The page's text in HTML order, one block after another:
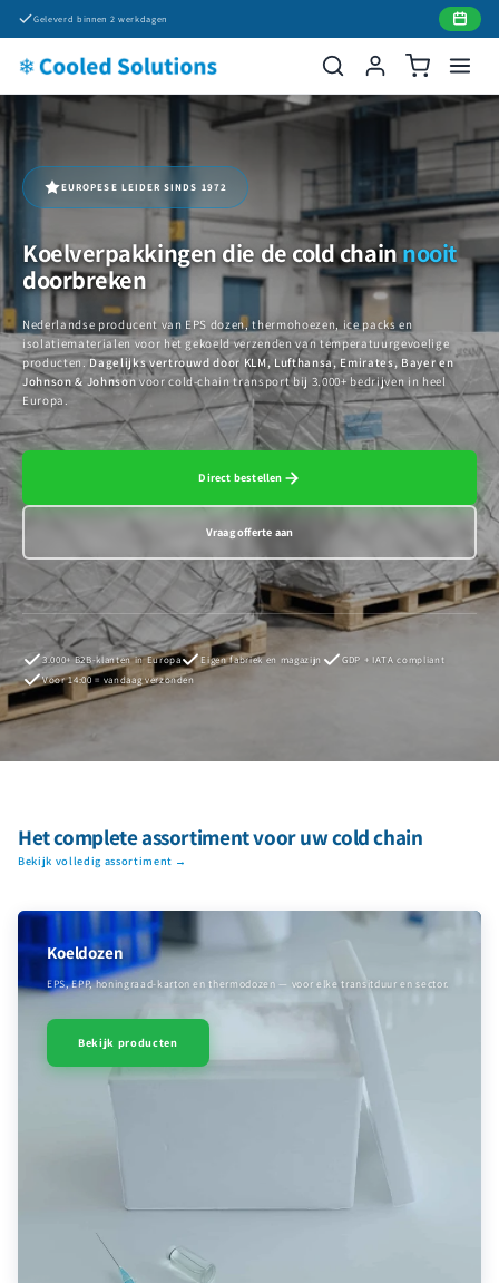
naar de
Geleverd binnen 2 werkdagen
EUROPESE LEIDER SINDS 1972
Koelverpakkingen die de cold chain nooit
doorbreken
Nederlandse producent van EPS dozen, thermohoezen, ice packs en
isolatiematerialen voor het gekoeld verzenden van temperatuurgevoelige
producten.Dagelijks vertrouwd door KLM, Lufthansa, Emirates, Bayer en
Johnson & Johnsonvoor cold-chain transport bij 3.000+ bedrijven in heel
Europa.
Direct bestellen
Vraag offerte aan
3.000+ B2B-klanten in Europa Eigen fabriek en magazijn
GDP + IATA compliant
Voor 14:00 = vandaag verzonden
Het complete assortiment voor uw cold chain
Bekijk volledig assortiment →
Koeldozen
EPS, EPP, honingraad-karton en thermodozen — voor elke transitduur en sector.
Bekijk producten